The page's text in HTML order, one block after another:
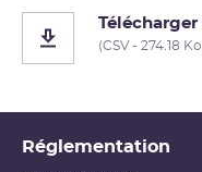
(CSV - 274.18
Réglementation